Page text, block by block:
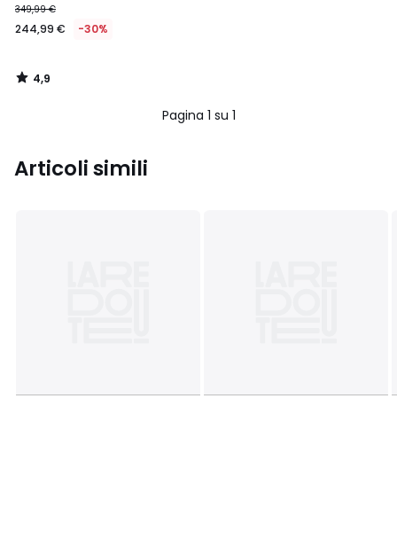
349,99 €
244,99 € -30%
4,9
/
Pagina 1 su 1
Articoli simili